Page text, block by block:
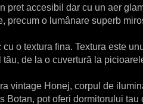
pret accesibil dar cu un aer
precum o lumânare superb
o textura fina. Textura este
de la o cuvertură la
vintage Honej, corpul de
Botan, pot oferi dormitorului tau